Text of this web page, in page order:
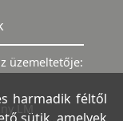
üzemeltetője:
LM
harmadik féltől